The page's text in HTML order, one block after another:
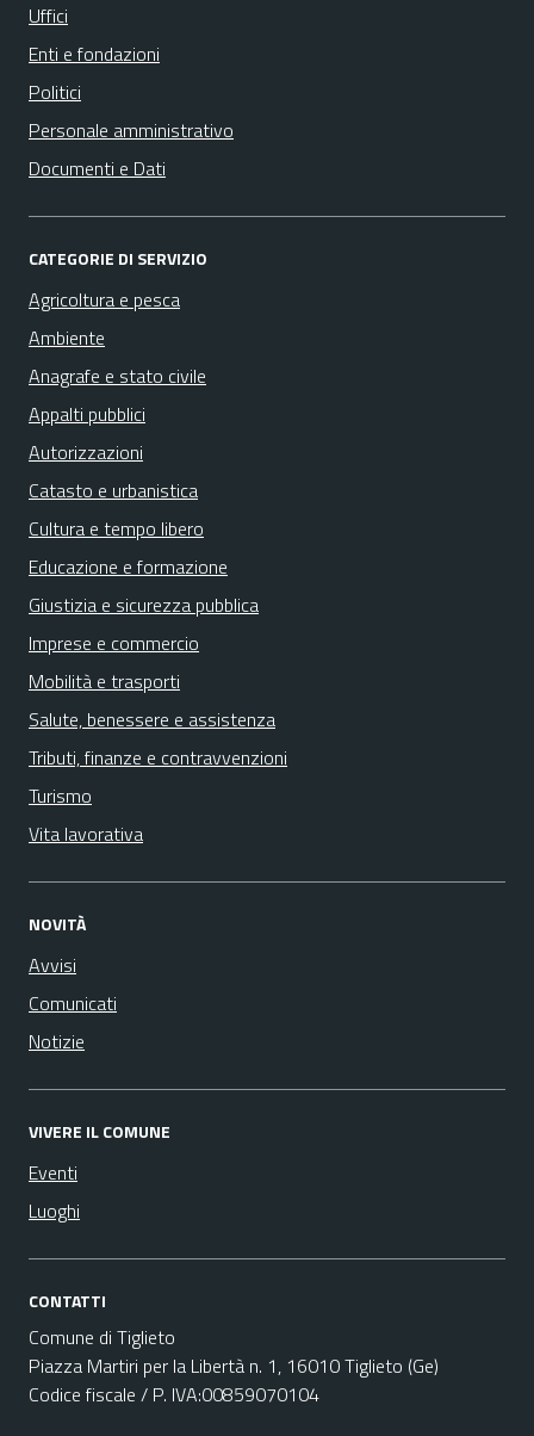
Uffici
Enti e fondazioni
Politici
Personale amministrativo
Documenti e Dati
CATEGORIE DI SERVIZIO
Agricoltura e pesca
Ambiente
Anagrafe e stato civile
Appalti pubblici
Autorizzazioni
Catasto e urbanistica
Cultura e tempo libero
Educazione e formazione
Giustizia e sicurezza pubblica
Imprese e commercio
Mobilità e trasporti
Salute, benessere e assistenza
Tributi, finanze e contravvenzioni
Turismo
Vita lavorativa
NOVITÀ
Avvisi
Comunicati
Notizie
VIVERE IL COMUNE
Eventi
Luoghi
CONTATTI
Comune di Tiglieto
Piazza Martiri per la Libertà n. 1, 16010 Tiglieto (Ge)
Codice fiscale / P. IVA:00859070104